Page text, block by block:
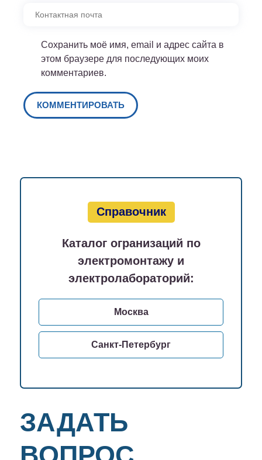
Сохранить моё имя, email и адрес сайта в
этом браузере для последующих моих
комментариев.
Справочник
Каталог огранизаций по
электромонтажу и
электролабораторий:
Москва
Санкт-Петербург
ЗАДАТЬ